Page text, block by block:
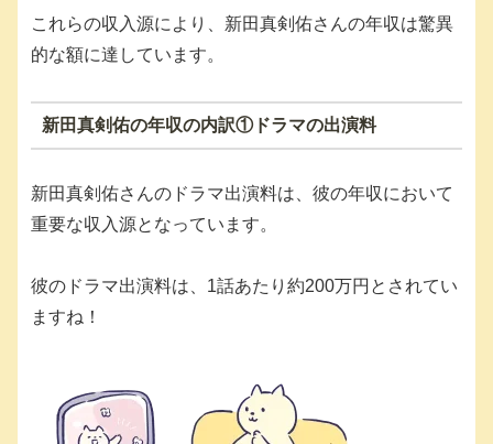
これらの収入源により、新田真剣佑さんの年収は驚異
的な額に達しています。
新田真剣佑の年収の内訳①ドラマの出演料
新田真剣佑さんのドラマ出演料は、彼の年収において
重要な収入源となっています。
彼のドラマ出演料は、1話あたり約200万円とされてい
ますね！